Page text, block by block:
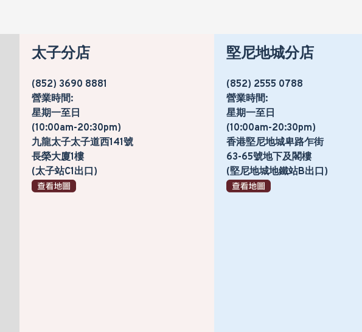
太子分店
(852) 3690 8881
營業時間:
星期一至日
(10:00am-20:30pm)
九龍太子太子道西141號
長榮大廈1樓
(太子站C1出口)
堅尼地城分店
(852) 2555 0788
營業時間:
星期一至日
(10:00am-20:30pm)
香港堅尼地城卑路乍街
63-65號地下及閣樓
(堅尼地城地鐵站B出口)